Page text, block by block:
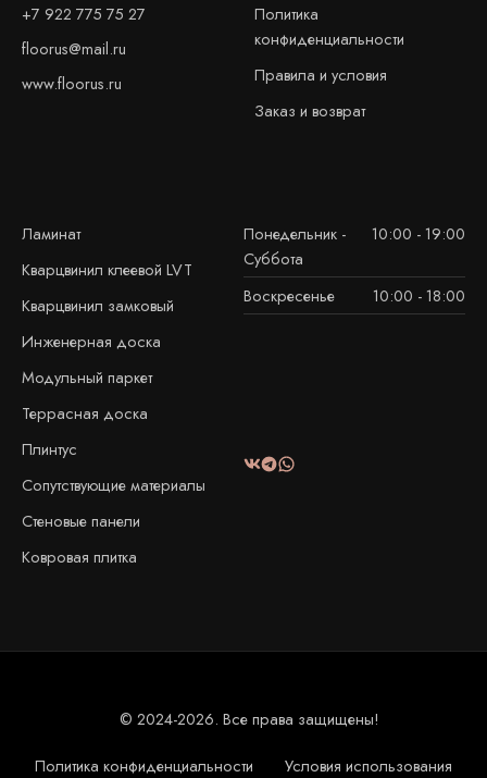
+7 922 775 75 27
floorus@mail.ru
www.floorus.ru
Политика
конфиденциальности
Правила и условия
Заказ и возврат
Ламинат
Кварцвинил клеевой LVT
Кварцвинил замковый
Инженерная доска
Модульный паркет
Террасная доска
Плинтус
Сопутствующие материалы
Стеновые панели
Ковровая плитка
Понедельник -
Суббота
10:00 - 19:00
Воскресенье 10:00 - 18:00
© 2024-2026. Все права защищены!
Политика конфиденциальности Условия использования